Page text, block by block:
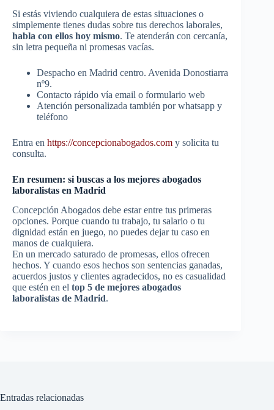
Si estás viviendo cualquiera de estas situaciones o
simplemente tienes dudas sobre tus derechos laborales,
habla con ellos hoy mismo. Te atenderán con cercanía,
sin letra pequeña ni promesas vacías.
Despacho en Madrid centro. Avenida Donostiarra
nº9.
Contacto rápido vía email o formulario web
Atención personalizada también por whatsapp y
teléfono
Entra en https://concepcionabogados.com y solicita tu
consulta.
En resumen: si buscas a los mejores abogados
laboralistas en Madrid
Concepción Abogados debe estar entre tus primeras
opciones. Porque cuando tu trabajo, tu salario o tu
dignidad están en juego, no puedes dejar tu caso en
manos de cualquiera.
En un mercado saturado de promesas, ellos ofrecen
hechos. Y cuando esos hechos son sentencias ganadas,
acuerdos justos y clientes agradecidos, no es casualidad
que estén en el top 5 de mejores abogados
laboralistas de Madrid.
Entradas relacionadas